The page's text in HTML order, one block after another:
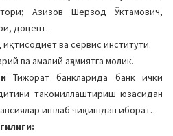
Азизов Шерзод Ўктамович,
доцент.
ва сервис институти.
ва амалий аҳамиятга молик.
Тижорат банкларида банк ички
такомиллаштириш юзасидан
ишлаб чиқишдан иборат.